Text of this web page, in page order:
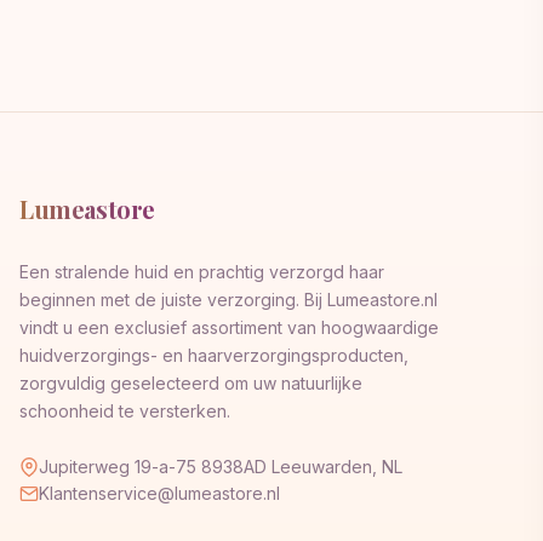
Lumeastore
Een stralende huid en prachtig verzorgd haar
beginnen met de juiste verzorging. Bij Lumeastore.nl
vindt u een exclusief assortiment van hoogwaardige
huidverzorgings- en haarverzorgingsproducten,
zorgvuldig geselecteerd om uw natuurlijke
schoonheid te versterken.
Jupiterweg 19-a-75 8938AD Leeuwarden, NL
Klantenservice@lumeastore.nl